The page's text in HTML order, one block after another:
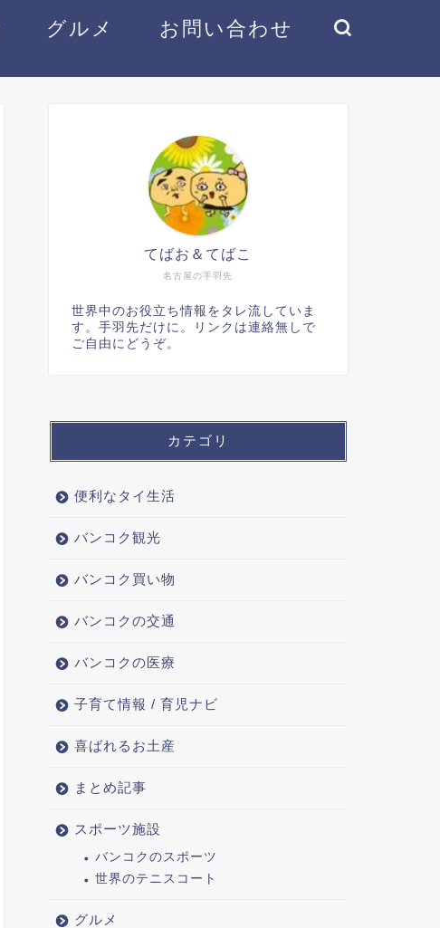
グルメ お問い合わせ
名古屋の手羽先
てばお＆てばこ
世界中のお役立ち情報をタレ流していま
す。手羽先だけに。リンクは連絡無しで
ご自由にどうぞ。
カテゴリ
便利なタイ生活
バンコク観光
バンコク買い物
バンコクの交通
バンコクの医療
子育て情報 / 育児ナビ
喜ばれるお土産
まとめ記事
スポーツ施設
バンコクのスポーツ
世界のテニスコート
グルメ